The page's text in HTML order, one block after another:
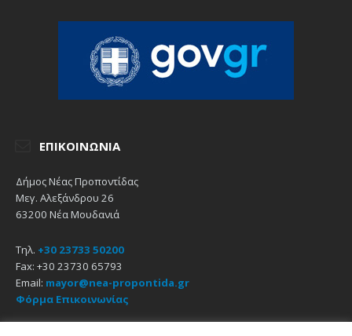
ΕΠΙΚΟΙΝΩΝΊΑ
Δήμος Νέας Προποντίδας
Μεγ. Αλεξάνδρου 26
63200 Νέα Μουδανιά
Τηλ. +30 23733 50200
Fax: +30 23730 65793
Email: mayor@nea-propontida.gr
Φόρμα Επικοινωνίας